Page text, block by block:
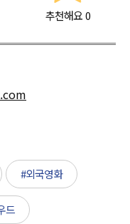
추천해요 0
#외국영화
드